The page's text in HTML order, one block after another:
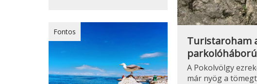
Fontos
Turistaroham
A Pokolvölgy
már nyög a